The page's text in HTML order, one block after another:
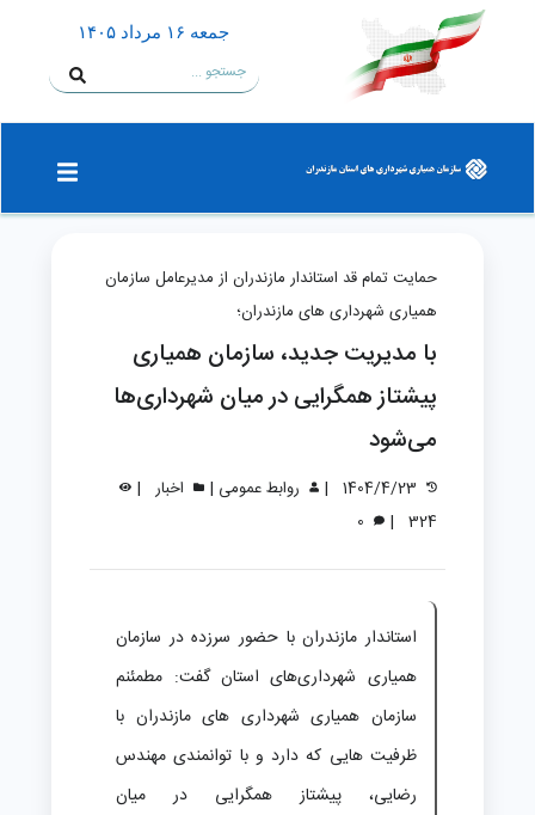
جمعه ۱۶ مرداد ۱۴۰۵
حمایت تمام قد استاندار مازندران از مدیرعامل سازمان
همیاری شهرداری های مازندران؛
با مدیریت جدید، سازمان همیاری
پیشتاز همگرایی در میان شهرداری‌ها
می‌شود
| روابط عمومی | اخبار |
324
|
استاندار مازندران با حضور سرزده در سازمان
همیاری شهرداری‌های استان گفت: مطمئنم
سازمان همیاری شهرداری های مازندران با
ظرفیت هایی که دارد و با توانمندی مهندس
رضایی، پیشتاز همگرایی در میان